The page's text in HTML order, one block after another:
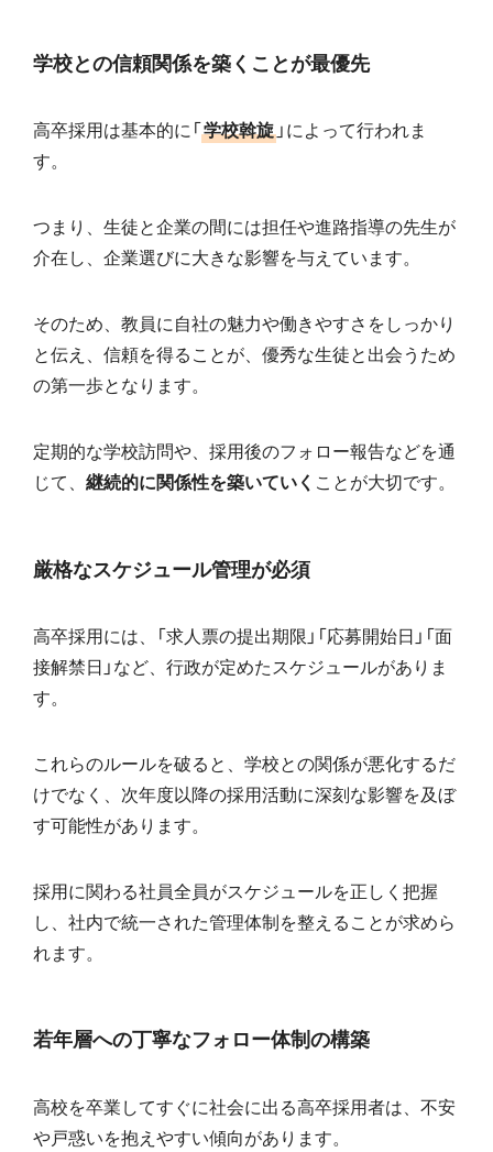
学校との信頼関係を築くことが最優先
高卒採用は基本的に「学校斡旋 」によって行われま
す。
つまり、生徒と企業の間には担任や進路指導の先生が
介在し、企業選びに大きな影響を与えています。
そのため、教員に自社の魅力や働きやすさをしっかり
と伝え、信頼を得ることが、優秀な生徒と出会うため
の第一歩となります。
定期的な学校訪問や、採用後のフォロー報告などを通
じて、 継続的に関係性を築いていく ことが大切です。
厳格なスケジュール管理が必須
高卒採用には、「求人票の提出期限」「応募開始日」「面
接解禁日」など、行政が定めたスケジュールがありま
す。
これらのルールを破ると、学校との関係が悪化するだ
けでなく、次年度以降の採用活動に深刻な影響を及ぼ
す可能性があります。
採用に関わる社員全員がスケジュールを正しく把握
し、社内で統一された管理体制を整えることが求めら
れます。
若年層への丁寧なフォロー体制の構築
高校を卒業してすぐに社会に出る高卒採用者は、不安
や戸惑いを抱えやすい傾向があります。